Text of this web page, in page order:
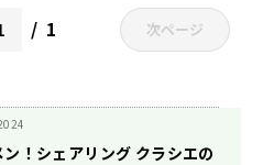
1 次ページ
ン！シェアリング クラシエの